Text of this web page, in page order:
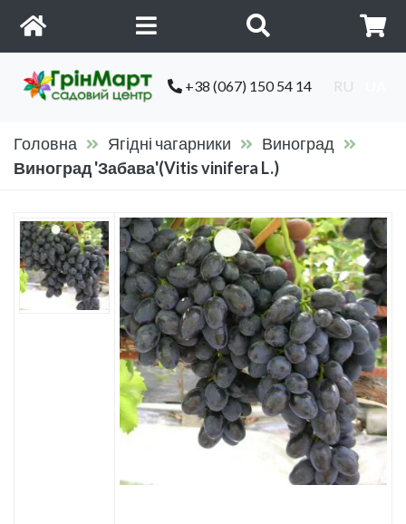
+38 (067) 150 54 14 RU
Головна Ягідні чагарники
Виноград
Виноград 'Забава'(Vitis vinifera L.)